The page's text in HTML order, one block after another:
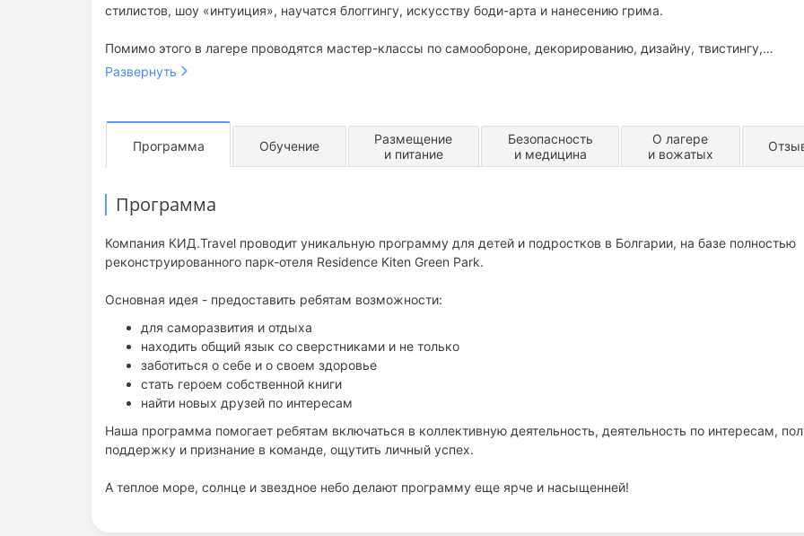
стилистов, шоу «интуиция», научатся блоггингу, искусству боди-арта и нанесению грима.
Помимо этого в лагере проводятся мастер-классы по самообороне, декорированию, дизайну, твистингу,
хореографии и вокалу.
Развернуть
Программа Обучение
Размещение
и питание
Безопасность
и медицина
О лагере
и вожатых
Программа
Компания КИД.Travel проводит уникальную программу для детей и подростков в Болгарии, на базе полностью
реконструированного парк-отеля Residence Kiten Green Park.
Основная идея - предоставить ребятам возможности:
для саморазвития и отдыха
находить общий язык со сверстниками и не только
заботиться о себе и о своем здоровье
стать героем собственной книги
найти новых друзей по интересам
Наша программа помогает ребятам включаться в коллективную деятельность, деятельность по интересам,
поддержку и признание в команде, ощутить личный успех.
А теплое море, солнце и звездное небо делают программу еще ярче и насыщенней!